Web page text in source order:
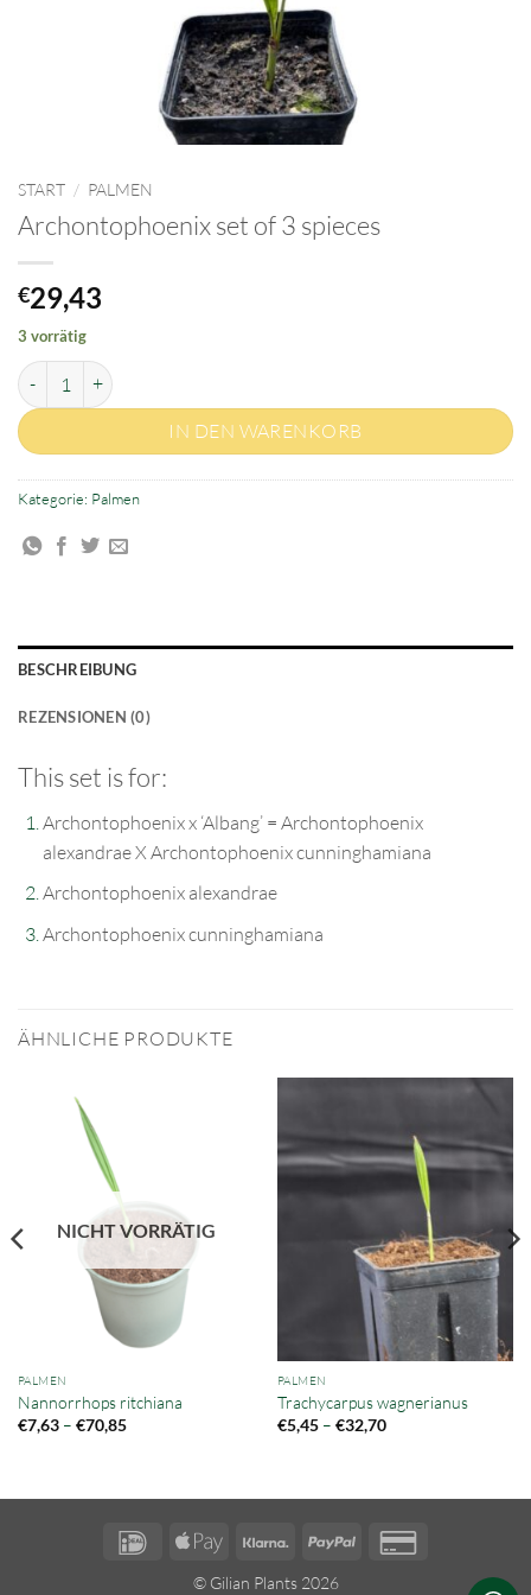
START / PALMEN
Archontophoenix set of 3 spieces
€29,43
3 vorrätig
Archontophoenix set of 3 spieces Menge
IN DEN WARENKORB
Kategorie: Palmen
BESCHREIBUNG
REZENSIONEN (0)
This set is for:
Archontophoenix x ‘Albang’ = Archontophoenix
alexandrae X Archontophoenix cunninghamiana
Archontophoenix alexandrae
Archontophoenix cunninghamiana
ÄHNLICHE PRODUKTE
NICHT VORRÄTIG
PALMEN
Nannorrhops ritchiana
€7,63 – €70,85Preisspanne:
PALMEN
Trachycarpus wagnerianus
€5,45 – €32,70Preisspanne:
IDeal
Apple
Klarna PayPal
© Gilian Plants 2026